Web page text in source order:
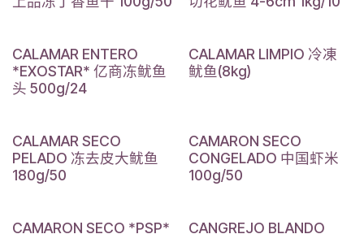
CALAMAR ENTERO
*EXOSTAR* 亿商冻鱿鱼
头 500g/24
CALAMAR LIMPIO 冷凍
鱿鱼(8kg)
CALAMAR SECO
PELADO 冻去皮大鱿鱼
180g/50
CAMARON SECO
CONGELADO 中国虾米
100g/50
CAMARON SECO *PSP* CANGREJO BLANDO